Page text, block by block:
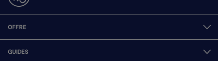
OFFRE
GUIDES